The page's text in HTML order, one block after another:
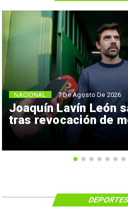
Joaquín Lavín León
tras revocación de
NACIONAL 7 De Agosto De 2026